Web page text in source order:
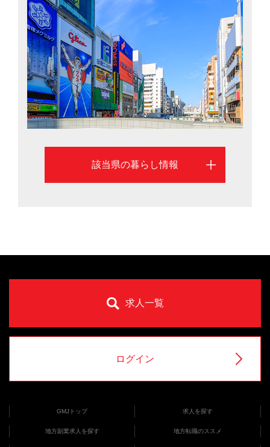
降りません。「天下の台所」「くいだおれの街」と呼ば
れるようにバラエティー豊かな飲食店が多いのも特長で
す。ファミリーも多く、スーパーやドラッグストアが充
実。日用品の買い物に困ることは、まずありません。活
気にあふれた大阪での暮らしに役立つ情報を、大阪市を
中心に掲載しています
該当県の暮らし情報
求人一覧
ログイン
GMJトップ 求人を探す
地方副業求人を探す 地方転職のススメ